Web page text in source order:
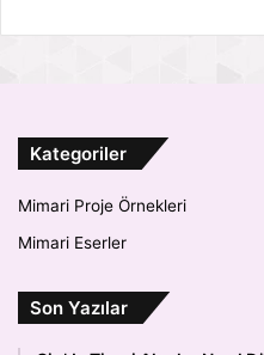
Kategoriler
Mimari Proje Örnekleri
Mimari Eserler
Son Yazılar